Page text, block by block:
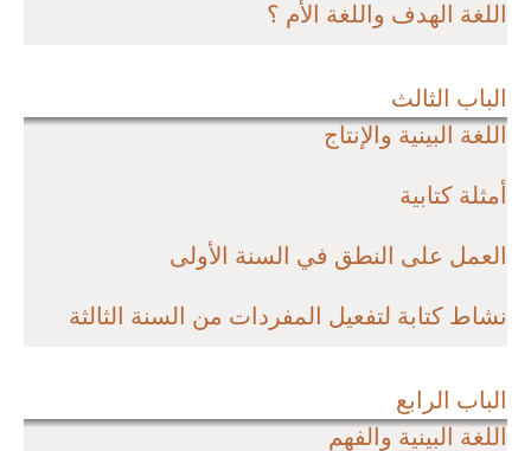
اللغة الهدف واللغة الأم ؟
الباب الثالث
اللغة البينية والإنتاج
أمثلة كتابية
العمل على النطق في السنة الأولى
نشاط كتابة لتفعيل المفردات من السنة الثالثة
الباب الرابع
اللغة البينية والفهم